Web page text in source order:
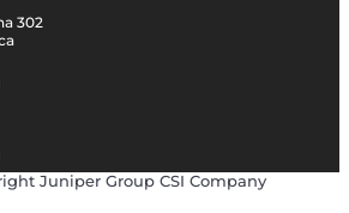
302
Juniper Group CSI Company